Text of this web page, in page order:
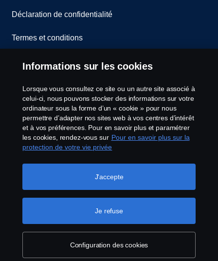
Déclaration de confidentialité
Termes et conditions
Contactez-nous
Lanceurs d’alerte
Politique de cookies
Configuration des cookies
© Copyright Scania 2026 Tous droits réservés.
Scania France SAS, 11 allée du Président Chirac,
49100 Angers, France, Tél. : +33 (0)2 41 41 33 33
Informations sur les cookies
Lorsque vous consultez ce site ou un autre site associé à
celui-ci, nous pouvons stocker des informations sur votre
ordinateur sous la forme d’un « cookie » pour nous
permettre d’adapter nos sites web à vos centres d’intérêt
et à vos préférences. Pour en savoir plus et paramétrer
les cookies, rendez-vous sur Pour en savoir plus sur la
protection de votre vie privée
Configuration des cookies
Je refuse
J'accepte